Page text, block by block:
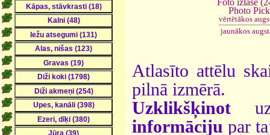
Photo Pick
vērtētākos
jaunākos
Atlasīto attēlu
pilnā izmērā.
Uzklikšķinot
informāciju par